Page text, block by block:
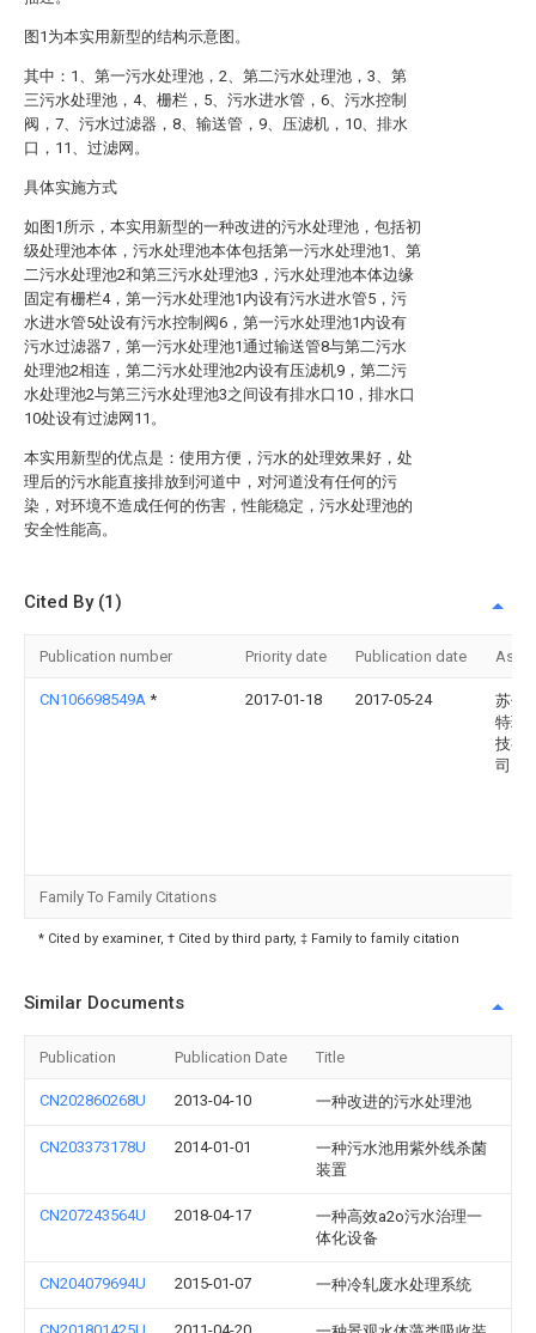
图1为本实用新型的结构示意图。
其中：1、第一污水处理池，2、第二污水处理池，3、第
三污水处理池，4、栅栏，5、污水进水管，6、污水控制
阀，7、污水过滤器，8、输送管，9、压滤机，10、排水
口，11、过滤网。
具体实施方式
如图1所示，本实用新型的一种改进的污水处理池，包括初
级处理池本体，污水处理池本体包括第一污水处理池1、第
二污水处理池2和第三污水处理池3，污水处理池本体边缘
固定有栅栏4，第一污水处理池1内设有污水进水管5，污
水进水管5处设有污水控制阀6，第一污水处理池1内设有
污水过滤器7，第一污水处理池1通过输送管8与第二污水
处理池2相连，第二污水处理池2内设有压滤机9，第二污
水处理池2与第三污水处理池3之间设有排水口10，排水口
10处设有过滤网11。
本实用新型的优点是：使用方便，污水的处理效果好，处
理后的污水能直接排放到河道中，对河道没有任何的污
染，对环境不造成任何的伤害，性能稳定，污水处理池的
安全性能高。
Cited By (1)
Publication number Priority date Publication date
CN106698549A * 2017-01-18 2017-05-24
苏州
特环
技有
司
Family To Family Citations
* Cited by examiner, † Cited by third party, ‡ Family to family citation
Similar Documents
Publication Publication Date Title
CN202860268U 2013-04-10 一种改进的污水处理池
CN203373178U 2014-01-01
一种污水池用紫外线杀菌
装置
CN207243564U 2018-04-17
一种高效a2o污水治理一
体化设备
CN204079694U 2015-01-07 一种冷轧废水处理系统